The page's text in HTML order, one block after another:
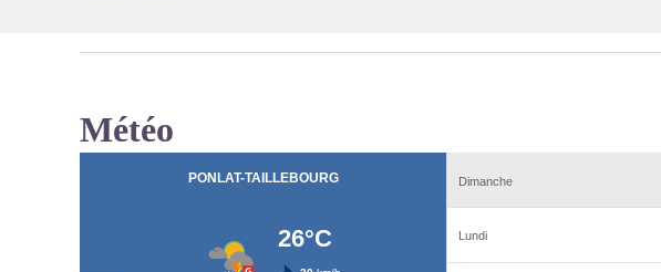
Météo